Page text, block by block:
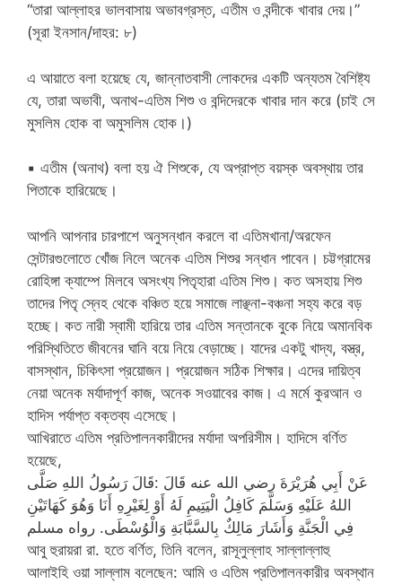
“তারা আল্লাহর ভালবাসায় অভাবগ্রস্ত, এতীম ও বন্দীকে খাবার দেয়।”
(সূরা ইনসান/দাহর: ৮)
এ আয়াতে বলা হয়েছে যে, জান্নাতবাসী লোকদের একটি অন্যতম বৈশিষ্ট্য
যে, তারা অভাবী, অনাথ-এতিম শিশু ও বন্দিদেরকে খাবার দান করে (চাই সে
মুসলিম হোক বা অমুসলিম হোক।)
▪ এতীম (অনাথ) বলা হয় ঐ শিশুকে, যে অপ্রাপ্ত বয়স্ক অবস্থায় তার
পিতাকে হারিয়েছে।
আপনি আপনার চারপাশে অনুসন্ধান করলে বা এতিমখানা/অরফেন
সেন্টারগুলোতে খোঁজ নিলে অনেক এতিম শিশুর সন্ধান পাবেন। চট্টগ্রামের
রোহিঙ্গা ক্যাম্পে মিলবে অসংখ্য পিতৃহারা এতিম শিশু। কত অসহায় শিশু
তাদের পিতৃ স্নেহ থেকে বঞ্চিত হয়ে সমাজে লাঞ্ছনা-বঞ্চনা সহ্য করে বড়
হচ্ছে। কত নারী স্বামী হারিয়ে তার এতিম সন্তানকে বুকে নিয়ে অমানবিক
পরিস্থিতিতে জীবনের ঘানি বয়ে নিয়ে বেড়াচ্ছে। যাদের একটু খাদ্য, বস্ত্র,
বাসস্থান, চিকিৎসা প্রয়োজন। প্রয়োজন সঠিক শিক্ষার। এদের দায়িত্ব
নেয়া অনেক মর্যাদাপূর্ণ কাজ, অনেক সওয়াবের কাজ। এ মর্মে কুরআন ও
হাদিস পর্যাপ্ত বক্তব্য এসেছে।
আখিরাতে এতিম প্রতিপালনকারীদের মর্যাদা অপরিসীম। হাদিসে বর্ণিত
হয়েছে,
عَنْ أَبِي هُرَيْرَةَ رضي الله عنه قَالَ :قَالَ رَسُولُ اللهِ صَلَّى
اللهُ عَلَيْهِ وَسَلَّمَ كَافِلُ الْيَتِيمِ لَهُ أَوْ لِغَيْرِهِ أَنَا وَهُوَ كَهَاتَيْنِ
فِي الْجَنَّةِ وَأَشَارَ مَالِكٌ بِالسَّبَّابَةِ وَالْوُسْطَى. رواه مسلم
আবু হুরায়রা রা. হতে বর্ণিত, তিনি বলেন, রাসূলুল্লাহ সাল্লাল্লাহু
আলাইহি ওয়া সাল্লাম বলেছেন: আমি ও এতিম প্রতিপালনকারীর অবস্থান